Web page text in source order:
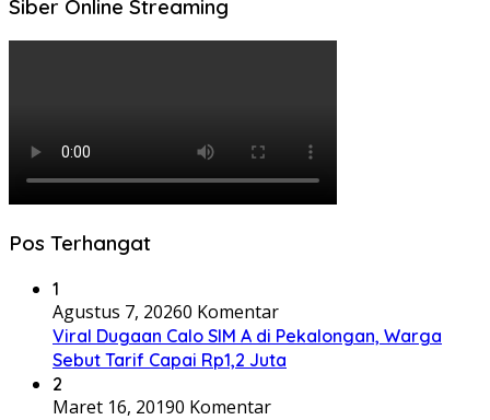
Siber Online Streaming
Pos Terhangat
1
Agustus 7, 20260 Komentar
Viral Dugaan Calo SIM A di Pekalongan, Warga
Sebut Tarif Capai Rp1,2 Juta
2
Maret 16, 20190 Komentar